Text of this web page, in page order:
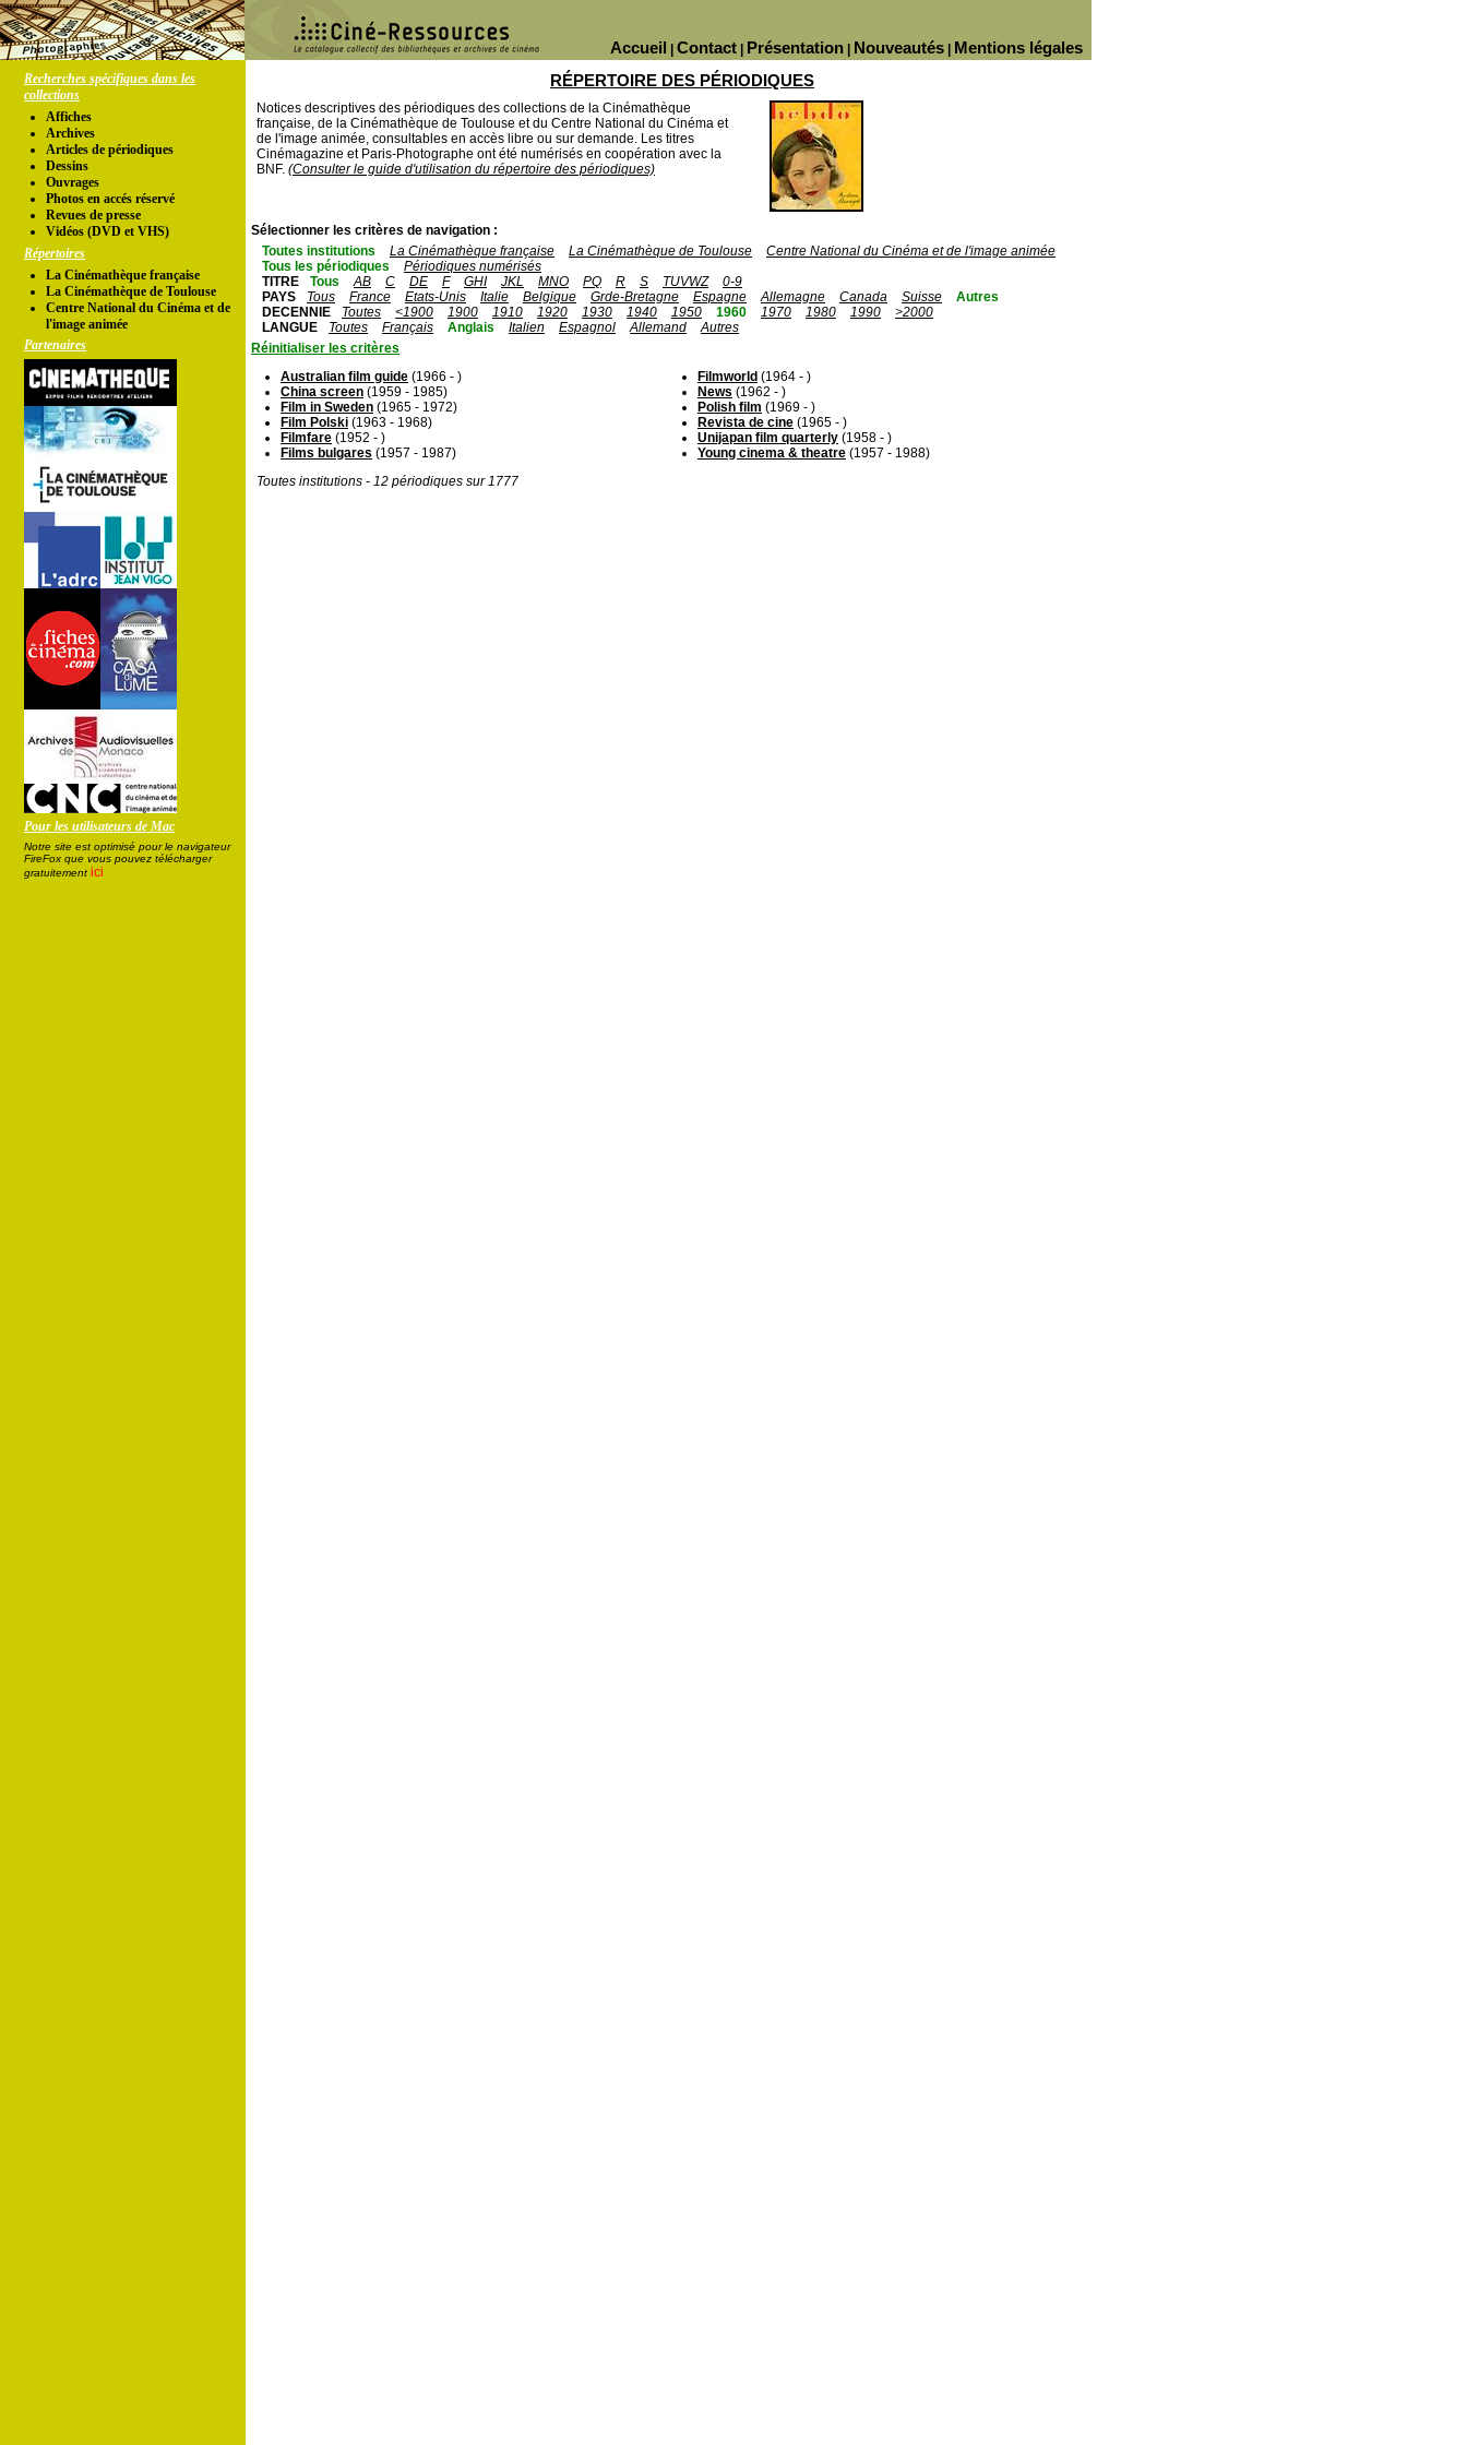
Mentions légales
Nouveautés
Présentation
Contact
Accueil
Recherches spécifiques dans les
collections
Affiches
Archives
Articles de périodiques
Dessins
Ouvrages
Photos en accés réservé
Revues de presse
Vidéos (DVD et VHS)
Répertoires
La Cinémathèque française
La Cinémathèque de Toulouse
Centre National du Cinéma et de
l'image animée
Partenaires
Pour les utilisateurs de Mac
Notre site est optimisé pour le navigateur
FireFox que vous pouvez télécharger
gratuitement ici
RÉPERTOIRE DES PÉRIODIQUES
Notices descriptives des périodiques des collections de la Cinémathèque
française, de la Cinémathèque de Toulouse et du Centre National du Cinéma et
de l'image animée, consultables en accès libre ou sur demande. Les titres
Cinémagazine et Paris-Photographe ont été numérisés en coopération avec la
BNF. (Consulter le guide d'utilisation du répertoire des périodiques)
Sélectionner les critères de navigation :
Toutes institutions
La Cinémathèque française La Cinémathèque de Toulouse
Centre National du Cinéma et de l'image animée
Tous les périodiques
Périodiques numérisés
TITRE
Tous AB C DE F GHI JKL MNO PQ R S TUVWZ
0-9
PAYS
Tous France Etats-Unis Italie Belgique Grde-Bretagne Espagne Allemagne Canada Suisse
Autres
DECENNIE
Toutes <1900 1900 1910 1920 1930 1940 1950 1960 1970 1980 1990
>2000
LANGUE
Toutes Français Anglais Italien Espagnol Allemand
Autres
Réinitialiser les critères
Australian film guide (1966 - )
China screen (1959 - 1985)
Film in Sweden (1965 - 1972)
Film Polski (1963 - 1968)
Filmfare (1952 - )
Films bulgares (1957 - 1987)
Filmworld (1964 - )
News (1962 - )
Polish film (1969 - )
Revista de cine (1965 - )
Unijapan film quarterly (1958 - )
Young cinema & theatre (1957 - 1988)
Toutes institutions - 12 périodiques sur 1777